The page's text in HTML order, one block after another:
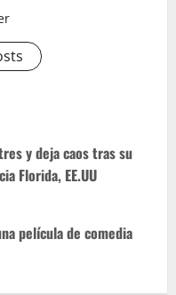
y deja caos tras su
Florida, EE.UU
película de comedia